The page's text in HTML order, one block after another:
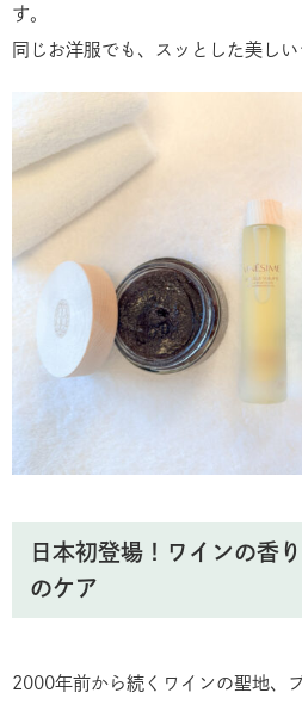
す。
同じお洋服でも、スッとした美しい
日本初登場！ワインの香
のケア
2000年前から続くワインの聖地、